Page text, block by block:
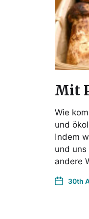
Mit
Wie
und
Indem
und
andere
30th